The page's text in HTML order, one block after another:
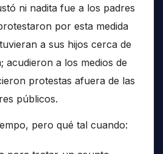
ni nadita fue a los padres
por esta medida
a sus hijos cerca de
acudieron a los medios de
protestas afuera de las
públicos.
pero qué tal cuando: